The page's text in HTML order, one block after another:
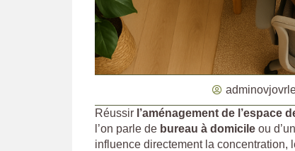
Réussir l’aménagement de l’espace
l’on parle de bureau à domicile ou
influence directement la concentration,